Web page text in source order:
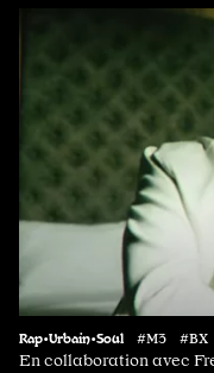
Rap•Urbain•Soul #M3
En collaboration avec